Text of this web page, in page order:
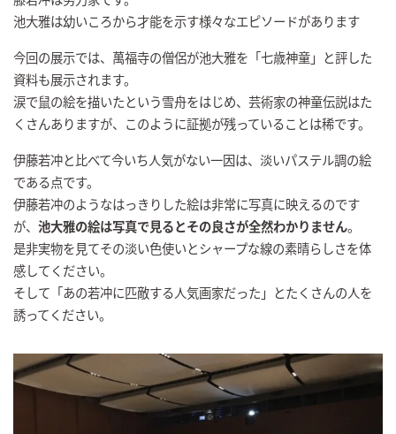
池大雅は幼いころから才能を示す様々なエピソードがあります
今回の展示では、萬福寺の僧侶が池大雅を「七歳神童」と評した
資料も展示されます。
涙で鼠の絵を描いたという雪舟をはじめ、芸術家の神童伝説はた
くさんありますが、このように証拠が残っていることは稀です。
伊藤若冲と比べて今いち人気がない一因は、淡いパステル調の絵
である点です。
伊藤若冲のようなはっきりした絵は非常に写真に映えるのです
が、 池大雅の絵は写真で見るとその良さが全然わかりません。
是非実物を見てその淡い色使いとシャープな線の素晴らしさを体
感してください。
そして「あの若冲に匹敵する人気画家だった」とたくさんの人を
誘ってください。